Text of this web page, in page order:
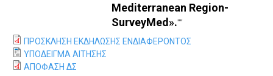
Mediterranean Region-
SurveyMed».""
ΠΡΟΣΚΛΗΣΗ ΕΚΔΗΛΩΣΗΣ ΕΝΔΙΑΦΕΡΟΝΤΟΣ
ΥΠΟΔΕΙΓΜΑ ΑΙΤΗΣΗΣ
ΑΠΟΦΑΣΗ ΔΣ